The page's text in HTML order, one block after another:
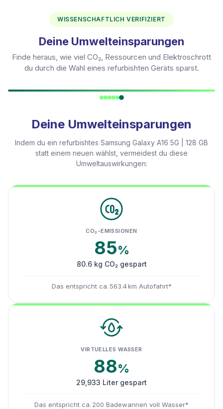
WISSENSCHAFTLICH VERIFIZIERT
Deine Umwelteinsparungen
Finde heraus, wie viel CO₂, Ressourcen und Elektroschrott
du durch die Wahl eines refurbishten Geräts sparst.
Deine Umwelteinsparungen
Indem du ein refurbishtes Samsung Galaxy A16 5G | 128 GB
statt einem neuen wählst, vermeidest du diese
Umweltauswirkungen:
CO₂-EMISSIONEN
85%
80.6 kg CO₂ gespart
Das entspricht ca. 563.4 km Autofahrt*
VIRTUELLES WASSER
88%
29,933 Liter gespart
Das entspricht ca. 200 Badewannen voll Wasser*